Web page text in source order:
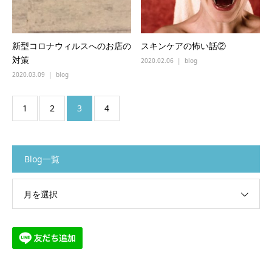
新型コロナウィルスへのお店の
対策
2020.03.09 blog
スキンケアの怖い話②
2020.02.06 blog
1 2 3 4
Blog一覧
月を選択